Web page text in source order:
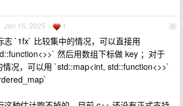
9
Jan 16, 2025 1
志 `1fx` 比较集中的情况，可以直接用
然后用数组下标做 key ；对于
况，可以用 `std::map<int, std::function<>>`